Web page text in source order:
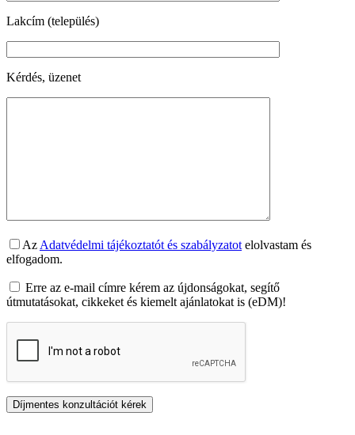
Lakcím (település)
Kérdés, üzenet
Az Adatvédelmi tájékoztatót és szabályzatot elolvastam és
elfogadom.
Erre az e-mail címre kérem az újdonságokat, segítő
útmutatásokat, cikkeket és kiemelt ajánlatokat is (eDM)!